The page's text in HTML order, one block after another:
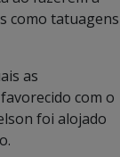
como tatuagens
as
com o
foi alojado